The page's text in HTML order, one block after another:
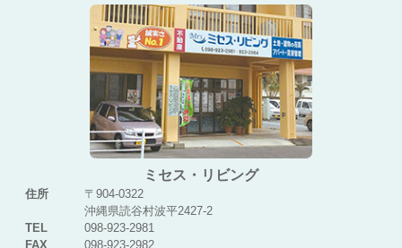
ミセス・リビング
住所
〒904-0322
沖縄県読谷村波平2427-2
TEL
098-923-2981
FAX
098-923-2982